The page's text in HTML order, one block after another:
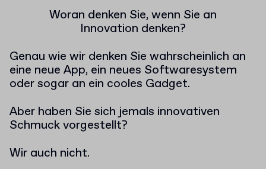
Woran denken Sie, wenn Sie an
Innovation denken?
Genau wie wir denken Sie wahrscheinlich an
eine neue App, ein neues Softwaresystem
oder sogar an ein cooles Gadget.
Aber haben Sie sich jemals innovativen
Schmuck vorgestellt?
Wir auch nicht.